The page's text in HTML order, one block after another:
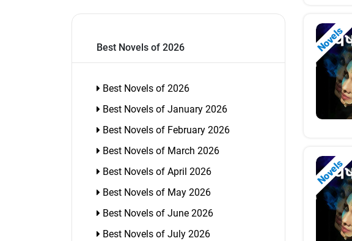
Best Novels of 2026
Best Novels of 2026
Best Novels of January 2026
Best Novels of February 2026
Best Novels of March 2026
Best Novels of April 2026
Best Novels of May 2026
Best Novels of June 2026
Best Novels of July 2026
Novels
Novels